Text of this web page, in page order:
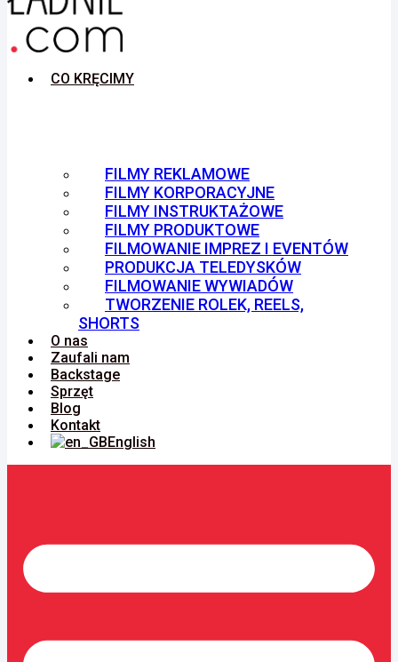
CO KRĘCIMY
FILMY REKLAMOWE
FILMY KORPORACYJNE
FILMY INSTRUKTAŻOWE
FILMY PRODUKTOWE
FILMOWANIE IMPREZ I EVENTÓW
PRODUKCJA TELEDYSKÓW
FILMOWANIE WYWIADÓW
TWORZENIE ROLEK, REELS,
SHORTS
O nas
Zaufali nam
Backstage
Sprzęt
Blog
Kontakt
English